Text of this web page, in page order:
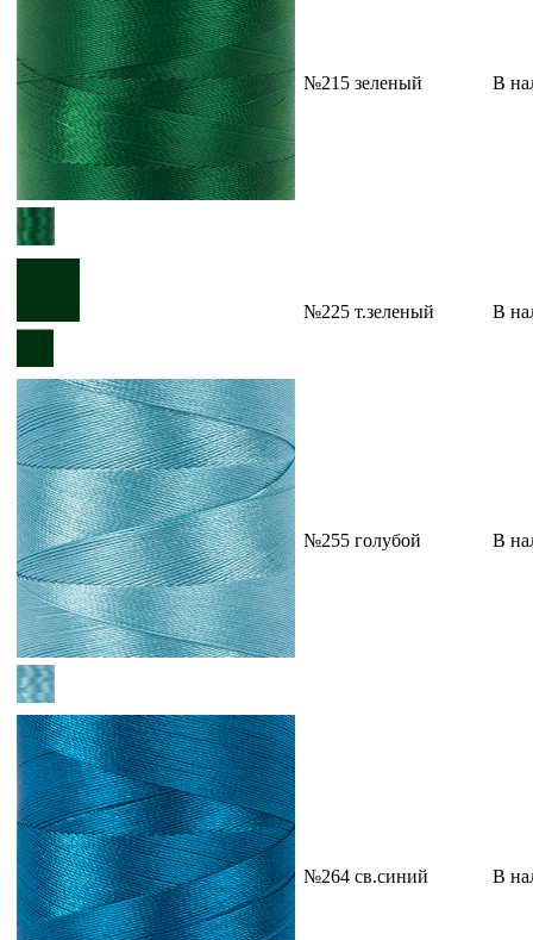
№215 зеленый В
№225 т.зеленый В
№255 голубой В
№264 св.синий В